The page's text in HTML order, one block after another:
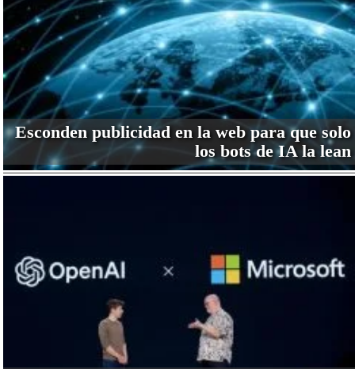
Esconden publicidad en la web para que solo
los bots de IA la lean